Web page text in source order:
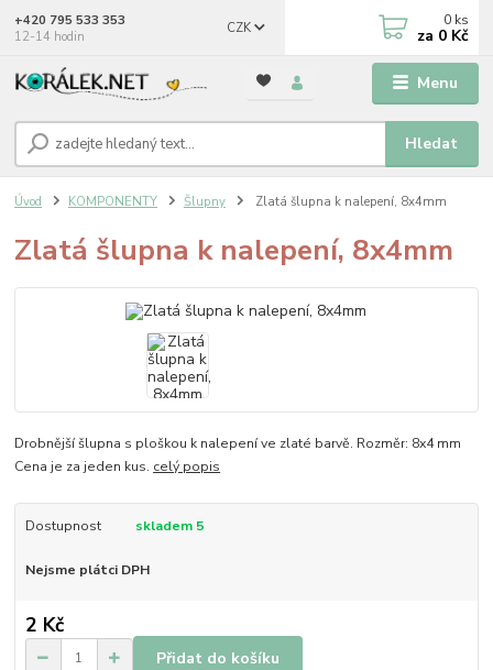
Menu
CZK
Hledat
+420 795 533 353
12-14 hodin
0 ks
za 0 Kč
Úvod KOMPONENTY Šlupny Zlatá šlupna k nalepení, 8x4mm
Zlatá šlupna k nalepení, 8x4mm
Drobnější šlupna s ploškou k nalepení ve zlaté barvě. Rozměr: 8x4 mm
Cena je za jeden kus. celý popis
Dostupnost skladem 5
Nejsme plátci DPH
2 Kč
Přidat do košíku